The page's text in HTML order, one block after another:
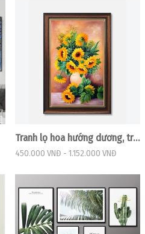
Tranh lọ hoa hướng dương, trang trí tường
450.000 VNĐ - 1.152.000 VNĐ